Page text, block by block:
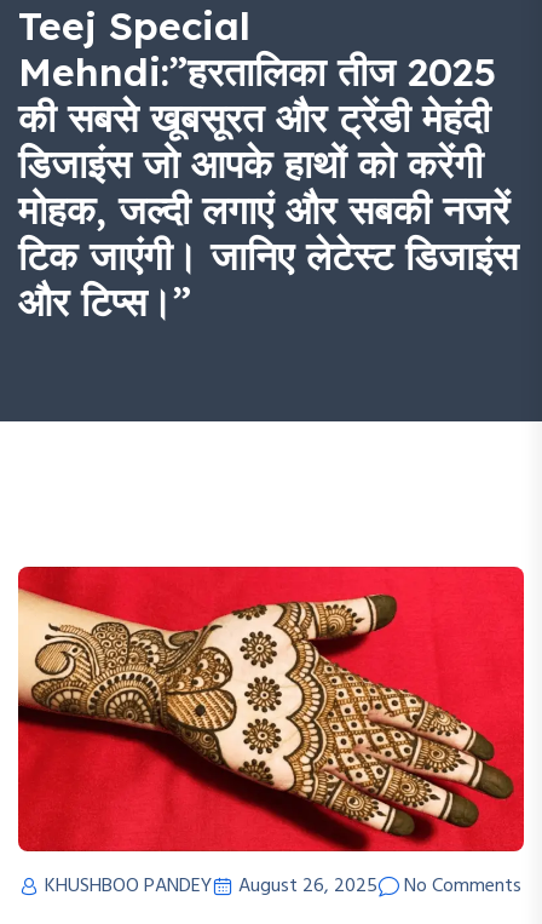
Teej Special
Mehndi:”हरतालिका तीज 2025
की सबसे खूबसूरत और ट्रेंडी मेहंदी
डिजाइंस जो आपके हाथों को करेंगी
मोहक, जल्दी लगाएं और सबकी नजरें
टिक जाएंगी। जानिए लेटेस्ट डिजाइंस
और टिप्स।”
KHUSHBOO PANDEY August 26, 2025
No Comments